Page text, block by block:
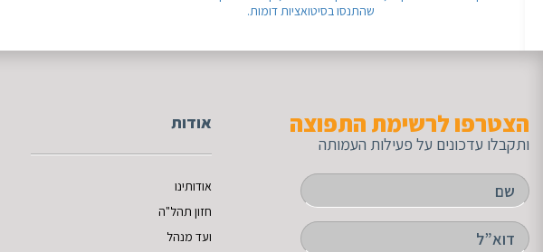
שהתנסו בסיטואציות דומות.
הצטרפו לרשימת התפוצה
ותקבלו עדכונים על פעילות העמותה
אודות
אודותינו
חזון תהל"ה
ועד מנהל